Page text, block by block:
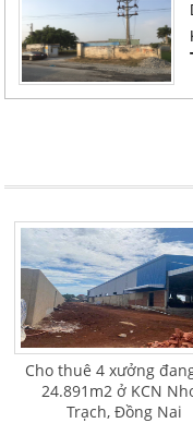
Cho thuê 4 xưởng
24.891m2 ở KCN
Trạch, Đồng Nai